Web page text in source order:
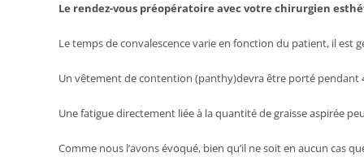
Le rendez-vous préopératoire avec votre chirurgien
Le temps de convalescence varie en fonction du patient, il est
Un vêtement de contention (panthy)devra être porté pendant
Une fatigue directement liée à la quantité de graisse aspirée
Comme nous l’avons évoqué, bien qu’il ne soit en aucun cas